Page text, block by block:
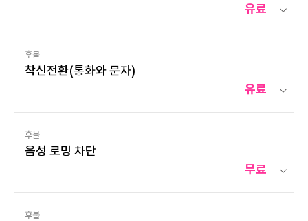
유료
후불
착신전환(통화와 문자)
유료
후불
음성 로밍 차단
무료
후불